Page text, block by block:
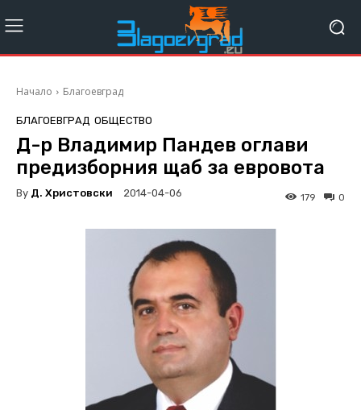
Начало Благоевград
БЛАГОЕВГРАД ОБЩЕСТВО
Д-р Владимир Пандев оглави
предизборния щаб за евровота
By Д. Христовски 2014-04-06 0
179